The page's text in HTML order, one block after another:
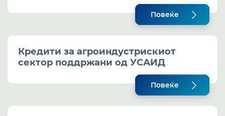
Повеќе
Кредити за агроиндустрискиот
сектор поддржани од УСАИД
Повеќе